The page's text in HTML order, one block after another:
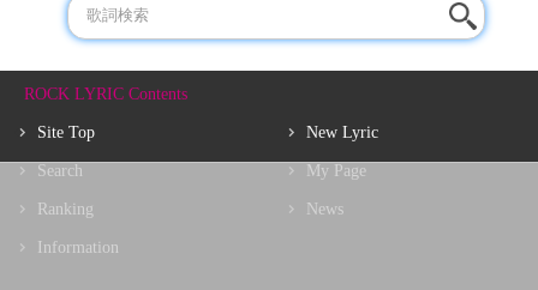
ROCK LYRIC Contents
Site Top
Search
Ranking
Information
New Lyric
My Page
News